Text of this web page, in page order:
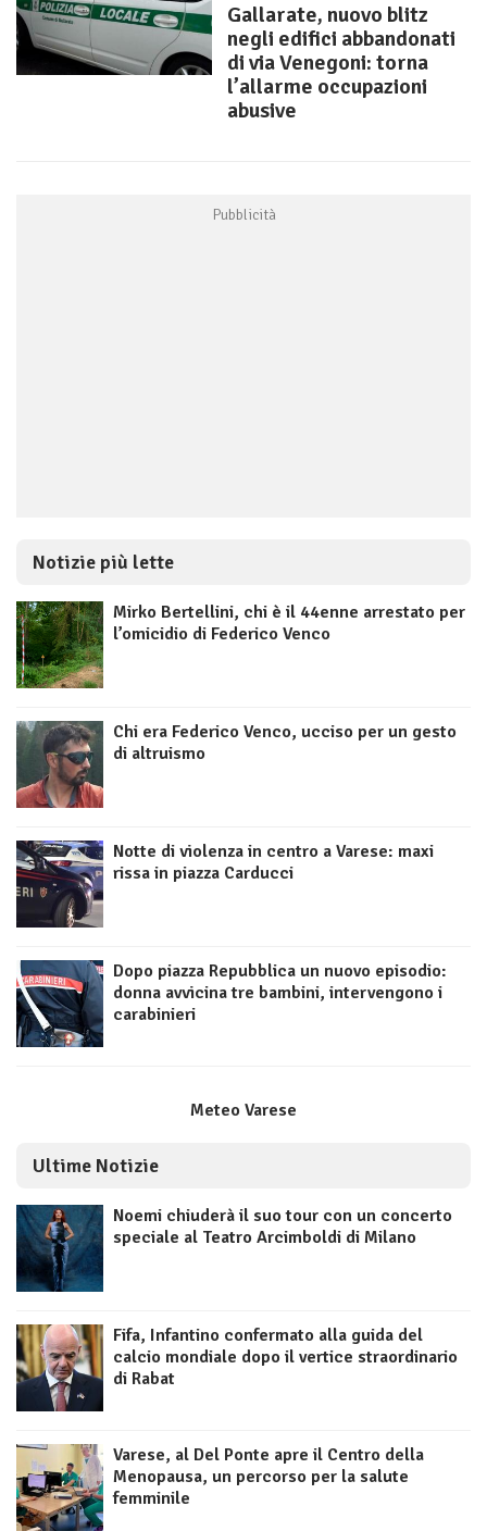
Gallarate, nuovo blitz
negli edifici abbandonati
di via Venegoni: torna
l’allarme occupazioni
abusive
Notizie più lette
Mirko Bertellini, chi è il 44enne arrestato per
l’omicidio di Federico Venco
Chi era Federico Venco, ucciso per un gesto
di altruismo
Notte di violenza in centro a Varese: maxi
rissa in piazza Carducci
Dopo piazza Repubblica un nuovo episodio:
donna avvicina tre bambini, intervengono i
carabinieri
Meteo Varese
Ultime Notizie
Noemi chiuderà il suo tour con un concerto
speciale al Teatro Arcimboldi di Milano
Fifa, Infantino confermato alla guida del
calcio mondiale dopo il vertice straordinario
di Rabat
Varese, al Del Ponte apre il Centro della
Menopausa, un percorso per la salute
femminile